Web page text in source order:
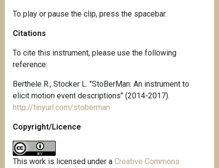
To play or pause the clip, press the spacebar.
Citations
To cite this instrument, please use the following
reference:
Berthele R., Stocker L. "StoBerMan: An instrument to
elicit motion event descriptions" (2014-2017).
http://tinyurl.com/stoberman
Copyright/Licence
This work is licensed under a Creative Commons